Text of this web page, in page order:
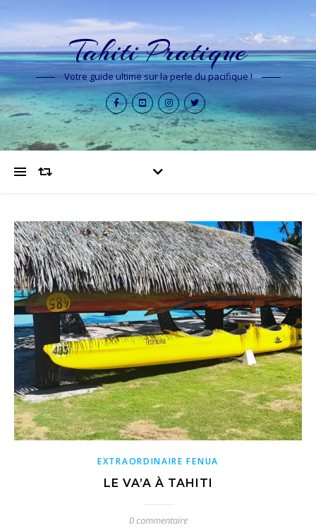
Tahiti Pratique
Votre guide ultime sur la perle du pacifique !
EXTRAORDINAIRE FENUA
LE VA’A À TAHITI
0 commentaire